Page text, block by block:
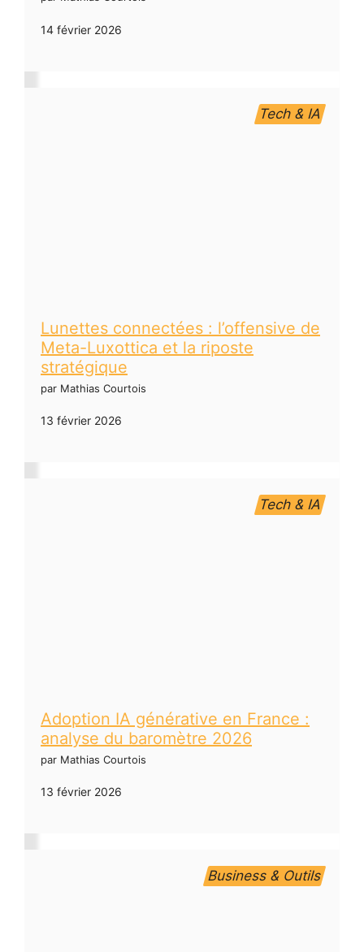
14 février 2026
Tech & IA
Lunettes connectées : l’offensive de
Meta-Luxottica et la riposte
stratégique
par Mathias Courtois
13 février 2026
Tech & IA
Adoption IA générative en France :
analyse du baromètre 2026
par Mathias Courtois
13 février 2026
Business & Outils